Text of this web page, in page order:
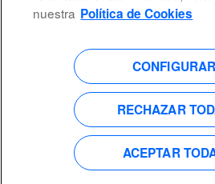
Protección de
e
r
e
u
S
e
a
b
r
e
e
n
u
n
nuestra Política de Cookies
CONFIGURAR
RECHAZAR
ACEPTAR